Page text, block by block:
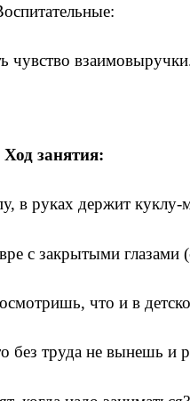
чувство
Ход занятия:
в руках держит куклу-
с закрытыми глазами
что и в
без труда не вынешь и